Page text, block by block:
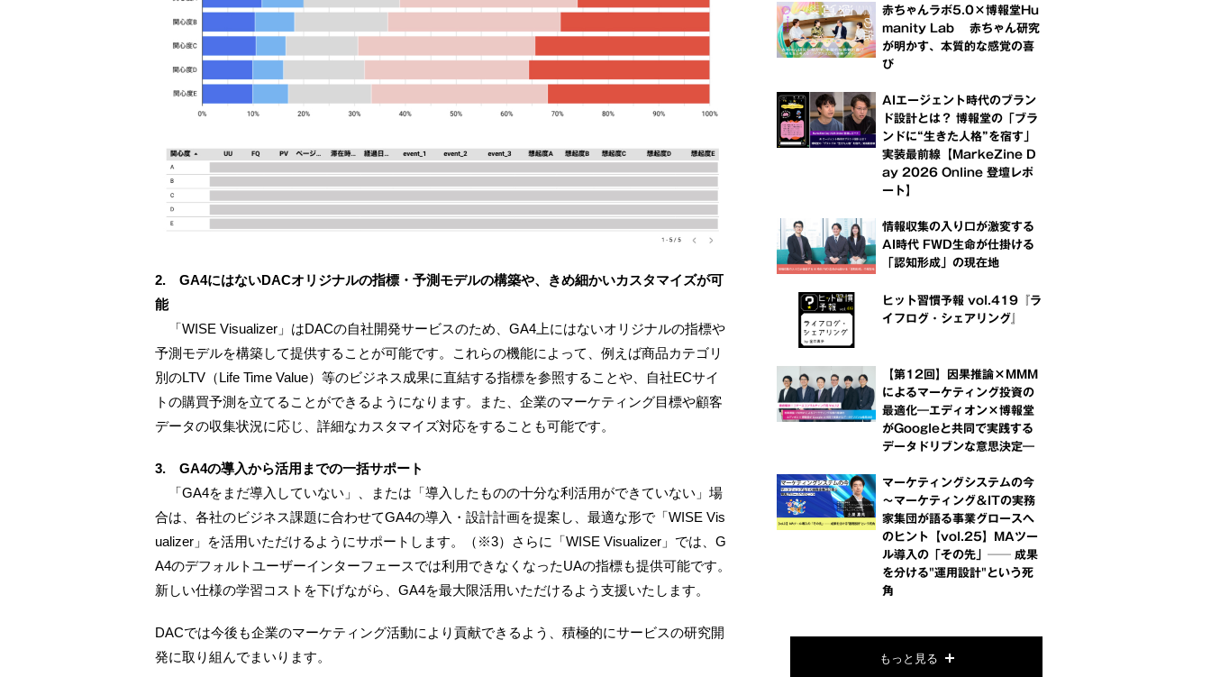
2. GA4にはないDACオリジナルの指標・予測モデルの構築や、きめ細かいカスタマイズが可
能
「WISE Visualizer」はDACの自社開発サービスのため、GA4上にはないオリジナルの指標や
予測モデルを構築して提供することが可能です。これらの機能によって、例えば商品カテゴリ
別のLTV（Life Time Value）等のビジネス成果に直結する指標を参照することや、自社ECサイ
トの購買予測を立てることができるようになります。また、企業のマーケティング目標や顧客
データの収集状況に応じ、詳細なカスタマイズ対応をすることも可能です。
3. GA4の導入から活用までの一括サポート
「GA4をまだ導入していない」、または「導入したものの十分な利活用ができていない」場
合は、各社のビジネス課題に合わせてGA4の導入・設計計画を提案し、最適な形で「WISE Vis
ualizer」を活用いただけるようにサポートします。（※3）さらに「WISE Visualizer」では、G
A4のデフォルトユーザーインターフェースでは利用できなくなったUAの指標も提供可能です。
新しい仕様の学習コストを下げながら、GA4を最大限活用いただけるよう支援いたします。
DACでは今後も企業のマーケティング活動により貢献できるよう、積極的にサービスの研究開
発に取り組んでまいります。
赤ちゃんラボ5.0×博報堂Hu
manity Lab 赤ちゃん研究
が明かす、本質的な感覚の喜
び
AIエージェント時代のブラン
ド設計とは？ 博報堂の「ブラ
ンドに“生きた人格”を宿す」
実装最前線【MarkeZine D
ay 2026 Online 登壇レポ
ート】
情報収集の入り口が激変する
AI時代 FWD生命が仕掛ける
「認知形成」の現在地
ヒット習慣予報 vol.419『ラ
イフログ・シェアリング』
【第12回】因果推論×MMM
によるマーケティング投資の
最適化―エディオン×博報堂
がGoogleと共同で実践する
データドリブンな意思決定―
マーケティングシステムの今
～マーケティング＆ITの実務
家集団が語る事業グロースへ
のヒント【vol.25】MAツー
ル導入の「その先」── 成果
を分ける"運用設計"という死
角
もっと見る